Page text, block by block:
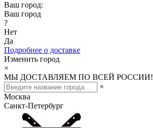
Ваш город:
Ваш город
?
Нет
Да
Подробнее о доставке
Изменить город
×
МЫ ДОСТАВЛЯЕМ ПО ВСЕЙ РОССИИ!
×
Москва
Санкт-Петербург